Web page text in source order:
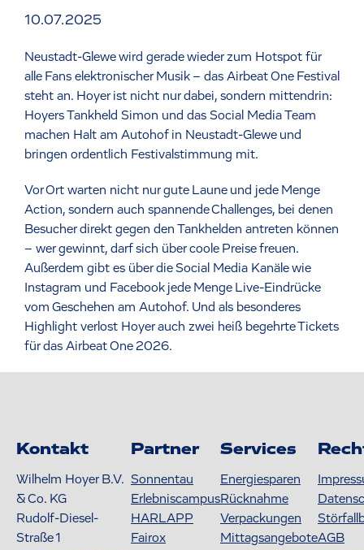
10.07.2025
Neustadt-Glewe wird gerade wieder zum Hotspot für
alle Fans elektronischer Musik – das Airbeat One Festival
steht an. Hoyer ist nicht nur dabei, sondern mittendrin:
Hoyers Tankheld Simon und das Social Media Team
machen Halt am Autohof in Neustadt-Glewe und
bringen ordentlich Festivalstimmung mit.
Vor Ort warten nicht nur gute Laune und jede Menge
Action, sondern auch spannende Challenges, bei denen
Besucher direkt gegen den Tankhelden antreten können
– wer gewinnt, darf sich über coole Preise freuen.
Außerdem gibt es über die Social Media Kanäle wie
Instagram und Facebook jede Menge Live-Eindrücke
vom Geschehen am Autohof. Und als besonderes
Highlight verlost Hoyer auch zwei heiß begehrte Tickets
für das Airbeat One 2026.
Kontakt
Wilhelm Hoyer B.V.
& Co. KG
Rudolf-Diesel-
Straße 1
Partner
Sonnentau
Erlebniscampus
HARLAPP
Fairox
Services
Energiesparen
Rücknahme
Verpackungen
MittagsangeboteAGB